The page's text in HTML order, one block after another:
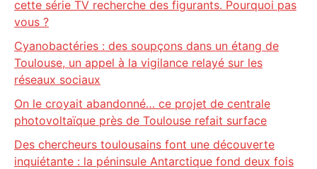
cette série TV recherche des figurants. Pourquoi pas
vous ?
Cyanobactéries : des soupçons dans un étang de
Toulouse, un appel à la vigilance relayé sur les
réseaux sociaux
On le croyait abandonné… ce projet de centrale
photovoltaïque près de Toulouse refait surface
Des chercheurs toulousains font une découverte
inquiétante : la péninsule Antarctique fond deux fois